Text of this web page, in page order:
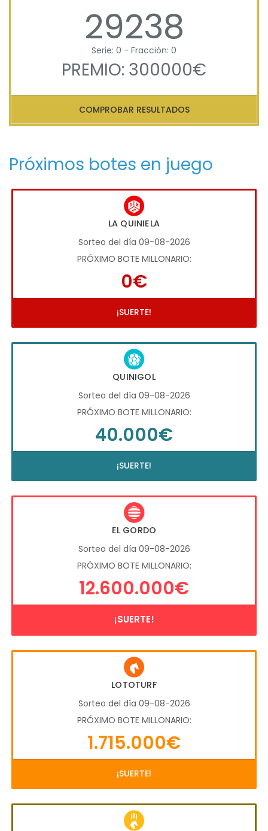
29238
Serie: 0 - Fracción: 0
PREMIO: 300000€
COMPROBAR RESULTADOS
Próximos botes en juego
LA QUINIELA
Sorteo del día 09-08-2026
PRÓXIMO BOTE MILLONARIO:
0€
¡SUERTE!
QUINIGOL
Sorteo del día 09-08-2026
PRÓXIMO BOTE MILLONARIO:
40.000€
¡SUERTE!
EL GORDO
Sorteo del día 09-08-2026
PRÓXIMO BOTE MILLONARIO:
12.600.000€
¡SUERTE!
LOTOTURF
Sorteo del día 09-08-2026
PRÓXIMO BOTE MILLONARIO:
1.715.000€
¡SUERTE!